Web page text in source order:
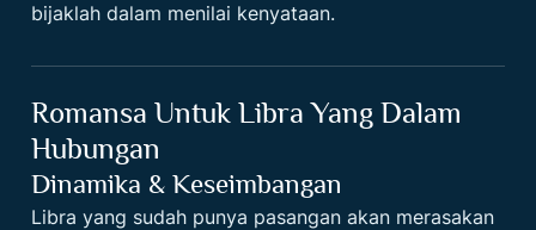
bijaklah dalam menilai kenyataan.
Romansa Untuk Libra Yang Dalam
Hubungan
Dinamika & Keseimbangan
Libra yang sudah punya pasangan akan merasakan